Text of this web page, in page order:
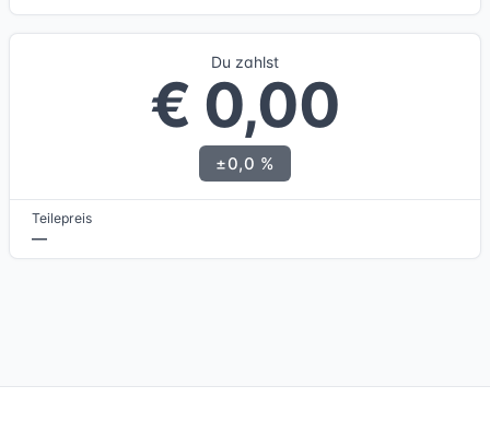
Du zahlst
€ 0,00
±0,0 %
Teilepreis
—